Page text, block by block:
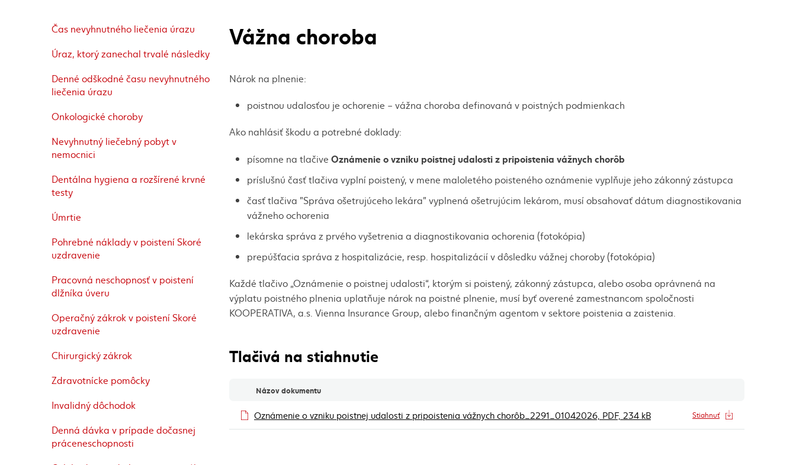
Čas nevyhnutného liečenia úrazu
Úraz, ktorý zanechal trvalé následky
Denné odškodné času nevyhnutného
liečenia úrazu
Onkologické choroby
Nevyhnutný liečebný pobyt v
nemocnici
Dentálna hygiena a rozšírené krvné
testy
Úmrtie
Pohrebné náklady v poistení Skoré
uzdravenie
Pracovná neschopnosť v poistení
dlžníka úveru
Operačný zákrok v poistení Skoré
uzdravenie
Chirurgický zákrok
Zdravotnícke pomôcky
Invalidný dôchodok
Denná dávka v prípade dočasnej
práceneschopnosti
Vážna choroba
Nárok na plnenie:
poistnou udalosťou je ochorenie – vážna choroba definovaná v poistných podmienkach
Ako nahlásiť škodu a potrebné doklady:
písomne na tlačive Oznámenie o vzniku poistnej udalosti z pripoistenia vážnych chorôb
príslušnú časť tlačiva vyplní poistený, v mene maloletého poisteného oznámenie vyplňuje jeho zákonný zástupca
časť tlačiva "Správa ošetrujúceho lekára" vyplnená ošetrujúcim lekárom, musí obsahovať dátum diagnostikovania
vážneho ochorenia
lekárska správa z prvého vyšetrenia a diagnostikovania ochorenia (fotokópia)
prepúšťacia správa z hospitalizácie, resp. hospitalizácií v dôsledku vážnej choroby (fotokópia)
Každé tlačivo „Oznámenie o poistnej udalosti“, ktorým si poistený, zákonný zástupca, alebo osoba oprávnená na
výplatu poistného plnenia uplatňuje nárok na poistné plnenie, musí byť overené zamestnancom spoločnosti
KOOPERATIVA, a.s. Vienna Insurance Group, alebo finančným agentom v sektore poistenia a zaistenia.
Tlačivá na stiahnutie
Názov dokumentu
Oznámenie o vzniku poistnej udalosti z pripoistenia vážnych chorôb_2291_01042026, PDF, 234 kB(externý odkaz)
Stiahnuť (externý odkaz)